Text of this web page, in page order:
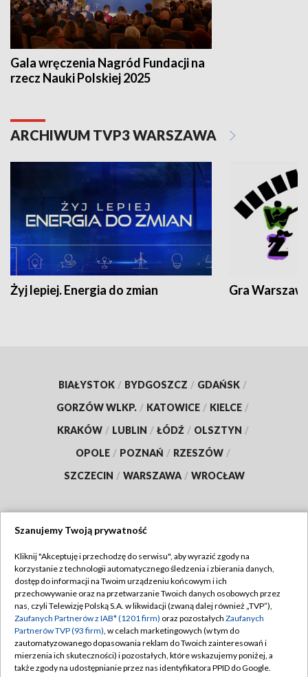
Gala wręczenia Nagród Fundacji na
rzecz Nauki Polskiej 2025
ARCHIWUM TVP3 WARSZAWA
Żyj lepiej. Energia do zmian Gra
BIAŁYSTOK / BYDGOSZCZ / GDAŃSK /
GORZÓW WLKP. / KATOWICE / KIELCE /
KRAKÓW / LUBLIN / ŁÓDŹ / OLSZTYN /
OPOLE / POZNAŃ / RZESZÓW /
SZCZECIN / WARSZAWA / WROCŁAW
TVP
Abonament TVP
Emisja w TVP
Centrum informacji TVP
Naziemna Telewizja Cyfrowa
Regulamin TVP
Polityka prywatności
Moje zgody
Pomoc
Szanujemy Twoją prywatność
Kliknij "Akceptuję i przechodzę do serwisu", aby wyrazić zgody na
korzystanie z technologii automatycznego śledzenia i zbierania danych,
dostęp do informacji na Twoim urządzeniu końcowym i ich
przechowywanie oraz na przetwarzanie Twoich danych osobowych przez
nas, czyli Telewizję Polską S.A. w likwidacji (zwaną dalej również „TVP”),
Zaufanych Partnerów z IAB* (1201 firm) oraz pozostałych Zaufanych
Partnerów TVP (93 firm), w celach marketingowych (w tym do
zautomatyzowanego dopasowania reklam do Twoich zainteresowań i
mierzenia ich skuteczności) i pozostałych, które wskazujemy poniżej, a
także zgody na udostępnianie przez nas identyfikatora PPID do Google.